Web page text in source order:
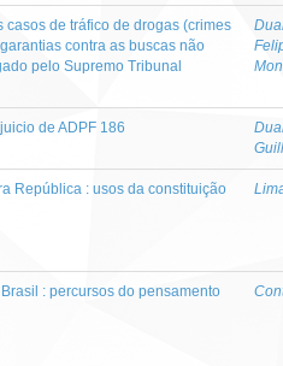
de tráfico de drogas (crimes
contra as buscas não
pelo Supremo Tribunal
de ADPF 186
República : usos da constituição
: percursos do pensamento